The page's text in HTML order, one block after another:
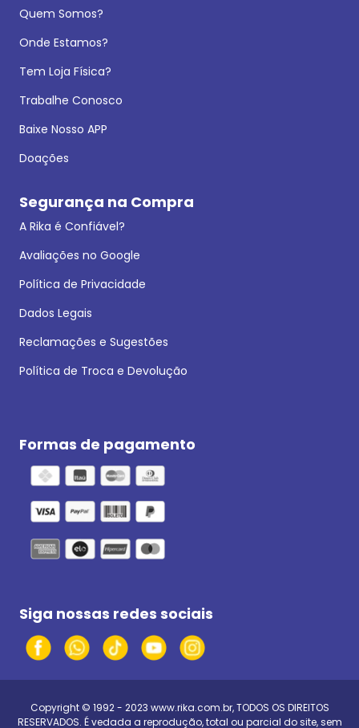
Quem Somos?
Onde Estamos?
Tem Loja Física?
Trabalhe Conosco
Baixe Nosso APP
Doações
Segurança na Compra
A Rika é Confiável?
Avaliações no Google
Política de Privacidade
Dados Legais
Reclamações e Sugestões
Política de Troca e Devolução
Formas de pagamento
Siga nossas redes sociais
Copyright © 1992 - 2023 www.rika.com.br, TODOS OS DIREITOS
RESERVADOS. É vedada a reprodução, total ou parcial do site, sem